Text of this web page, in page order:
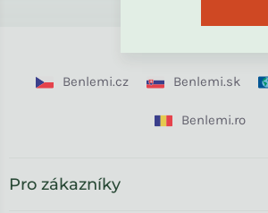
Benlemi.cz Benlemi.sk
Benlemi.ro
Pro zákazníky